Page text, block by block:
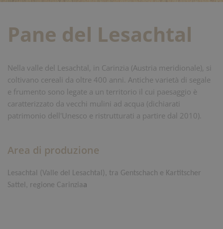
Pane del Lesachtal
Nella valle del Lesachtal, in Carinzia (Austria meridionale), si
coltivano cereali da oltre 400 anni. Antiche varietà di segale
e frumento sono legate a un territorio il cui paesaggio è
caratterizzato da vecchi mulini ad acqua (dichiarati
patrimonio dell'Unesco e ristrutturati a partire dal 2010).
Area di produzione
Lesachtal (Valle del Lesachtal), tra Gentschach e Kartitscher
Sattel, regione Carinziaa